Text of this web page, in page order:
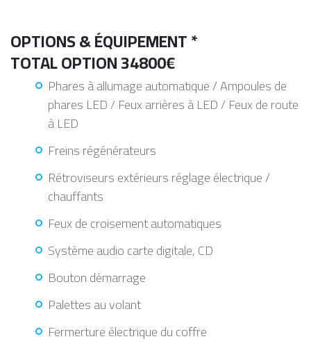
OPTIONS & ÉQUIPEMENT *
TOTAL OPTION 34800€
Phares à allumage automatique / Ampoules de
phares LED / Feux arrières à LED / Feux de route
à LED
Freins régénérateurs
Rétroviseurs extérieurs réglage électrique /
chauffants
Feux de croisement automatiques
Système audio carte digitale, CD
Bouton démarrage
Palettes au volant
Fermerture électrique du coffre